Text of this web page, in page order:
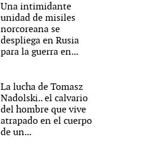
Una intimidante
unidad de misiles
norcoreana se
despliega en Rusia
para la guerra en...
La lucha de Tomasz
Nadolski.. el calvario
del hombre que vive
atrapado en el cuerpo
de un...